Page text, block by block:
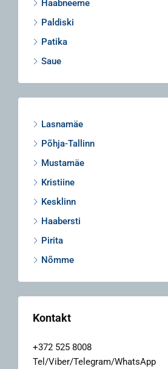
Haabneeme
Paldiski
Patika
Saue
Lasnamäe
Põhja-Tallinn
Mustamäe
Kristiine
Kesklinn
Haabersti
Pirita
Nõmme
Kontakt
+372 525 8008
Tel/Viber/Telegram/WhatsApp